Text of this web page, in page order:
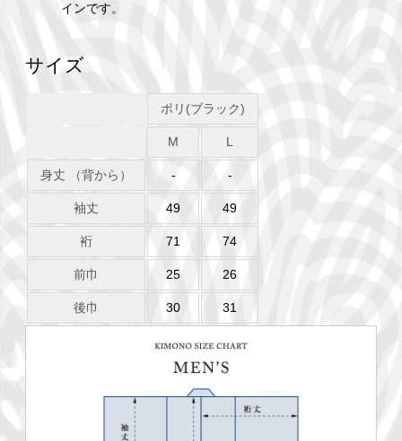
インです。
サイズ
ポリ(ブラック)
M L
身丈 （背から） - -
袖丈 49 49
裄 71 74
前巾 25 26
後巾 30 31